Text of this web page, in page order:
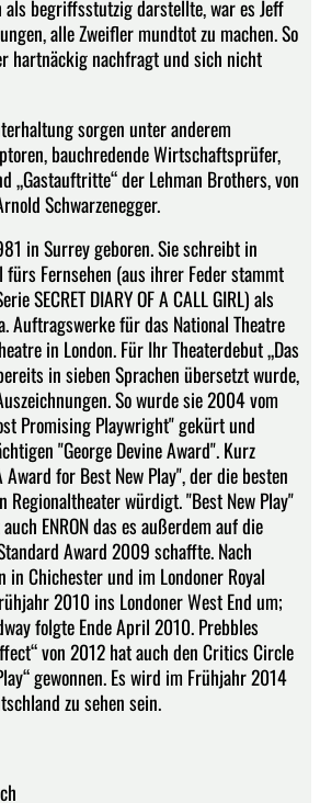
begriffsstutzig darstellte, war es Jeff
alle Zweifler mundtot zu machen. So
hartnäckig nachfragt und sich nicht
sorgen unter anderem
bauchredende Wirtschaftsprüfer,
„Gastauftritte“ der Lehman Brothers, von
Schwarzenegger.
in Surrey geboren. Sie schreibt in
Fernsehen (aus ihrer Feder stammt
SECRET DIARY OF A CALL GIRL) als
Auftragswerke für das National Theatre
in London. Für Ihr Theaterdebut „Das
in sieben Sprachen übersetzt wurde,
So wurde sie 2004 vom
Promising Playwright" gekürt und
"George Devine Award". Kurz
for Best New Play", der die besten
würdigt. "Best New Play"
ENRON das es außerdem auf die
Award 2009 schaffte. Nach
in Chichester und im Londoner Royal
2010 ins Londoner West End um;
folgte Ende April 2010. Prebbles
von 2012 hat auch den Critics Circle
gewonnen. Es wird im Frühjahr 2014
zu sehen sein.